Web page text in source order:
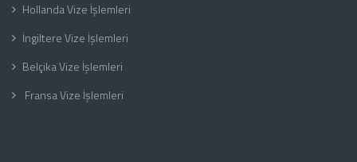
Hollanda Vize İşlemleri
İngiltere Vize İşlemleri
Belçika Vize İşlemleri
Fransa Vize İşlemleri